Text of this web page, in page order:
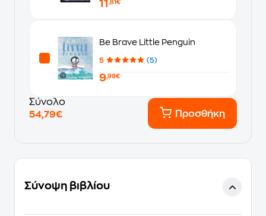
11 ,81€
Be Brave Little Penguin
5 (5)
9,99€
Σύνολο
54,79€
Προσθήκη
Σύνοψη βιβλίου